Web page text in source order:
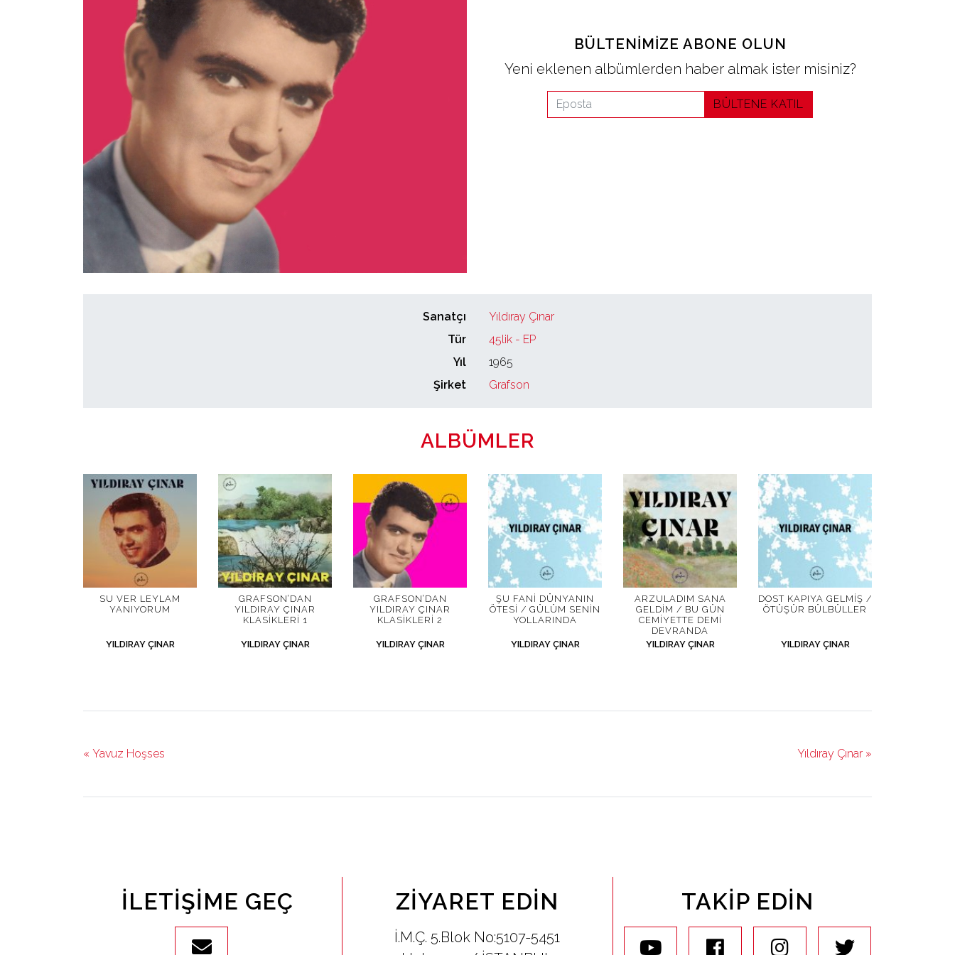
BÜLTENIMIZE ABONE OLUN
Yeni eklenen albümlerden haber almak ister misiniz?
BÜLTENE KATIL
Sanatçı
Yıldıray Çınar
Tür
45lik - EP
Yıl
1965
Şirket
Grafson
ALBÜMLER
SU VER LEYLAM
YANIYORUM
YILDIRAY ÇINAR
GRAFSON’DAN
YILDIRAY ÇINAR
KLASIKLERI 1
YILDIRAY ÇINAR
GRAFSON’DAN
YILDIRAY ÇINAR
KLASIKLERI 2
YILDIRAY ÇINAR
ŞU FANI DÜNYANIN
ÖTESI / GÜLÜM SENIN
YOLLARINDA
YILDIRAY ÇINAR
ARZULADIM SANA
GELDIM / BU GÜN
CEMIYETTE DEMI
DEVRANDA
YILDIRAY ÇINAR
DOST KAPIYA GELMIŞ /
ÖTÜŞÜR BÜLBÜLLER
YILDIRAY ÇINAR
« Yavuz Hoşses Yıldıray Çınar »
İLETIŞIME GEÇ ZIYARET EDIN
İ.M.Ç. 5.Blok No:5107-5451
TAKIP EDIN
youtube facebook instagram